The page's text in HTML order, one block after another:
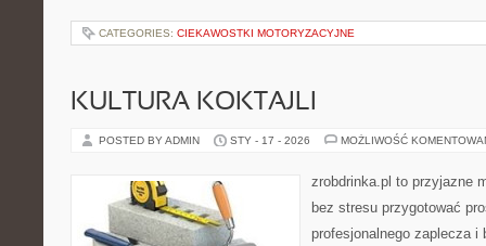
CATEGORIES: CIEKAWOSTKI MOTORYZACYJNE
KULTURA KOKTAJLI
POSTED BY ADMIN STY - 17 - 2026 MOŻLIWOŚĆ
zrobdrinka.pl to przyjazne
bez stresu przygotować
profesjonalnego zaplecza i